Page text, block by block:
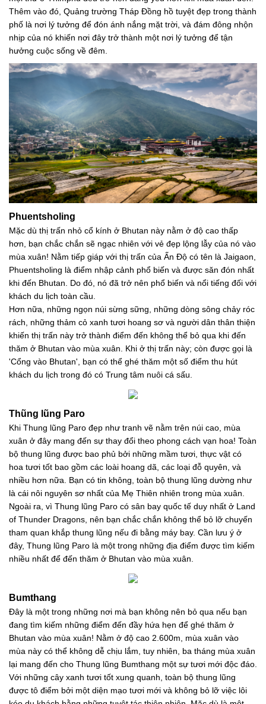
Thêm vào đó, Quảng trường Tháp Đồng hồ tuyệt đẹp trong thành
phố là nơi lý tưởng để đón ánh nắng mặt trời, và đám đông nhộn
nhịp của nó khiến nơi đây trở thành một nơi lý tưởng để tận
hưởng cuộc sống về đêm.
Phuentsholing
Mặc dù thị trấn nhỏ cổ kính ở Bhutan này nằm ở độ cao thấp
hơn, bạn chắc chắn sẽ ngạc nhiên với vẻ đẹp lộng lẫy của nó vào
mùa xuân! Nằm tiếp giáp với thị trấn của Ấn Độ có tên là Jaigaon,
Phuentsholing là điểm nhập cảnh phổ biến và được săn đón nhất
khi đến Bhutan. Do đó, nó đã trở nên phổ biến và nổi tiếng đối với
khách du lịch toàn cầu.
Hơn nữa, những ngọn núi sừng sững, những dòng sông chảy róc
rách, những thảm cỏ xanh tươi hoang sơ và người dân thân thiện
khiến thị trấn này trở thành điểm đến không thể bỏ qua khi đến
thăm ở Bhutan vào mùa xuân. Khi ở thị trấn này; còn được gọi là
'Cổng vào Bhutan', bạn có thể ghé thăm một số điểm thu hút
khách du lịch trong đó có Trung tâm nuôi cá sấu.
Thũng lũng Paro
Khi Thung lũng Paro đẹp như tranh vẽ nằm trên núi cao, mùa
xuân ở đây mang đến sự thay đổi theo phong cách vạn hoa! Toàn
bộ thung lũng được bao phủ bởi những mầm tươi, thực vật có
hoa tươi tốt bao gồm các loài hoang dã, các loại đỗ quyên, và
nhiều hơn nữa. Bạn có tin không, toàn bộ thung lũng dường như
là cái nôi nguyên sơ nhất của Mẹ Thiên nhiên trong mùa xuân.
Ngoài ra, vì Thung lũng Paro có sân bay quốc tế duy nhất ở Land
of Thunder Dragons, nên bạn chắc chắn không thể bỏ lỡ chuyến
tham quan khắp thung lũng nếu đi bằng máy bay. Cần lưu ý ở
đây, Thung lũng Paro là một trong những địa điểm được tìm kiếm
nhiều nhất để đến thăm ở Bhutan vào mùa xuân.
Bumthang
Đây là một trong những nơi mà bạn không nên bỏ qua nếu bạn
đang tìm kiếm những điểm đến đầy hứa hẹn để ghé thăm ở
Bhutan vào mùa xuân! Nằm ở độ cao 2.600m, mùa xuân vào
mùa này có thể không dễ chịu lắm, tuy nhiên, ba tháng mùa xuân
lại mang đến cho Thung lũng Bumthang một sự tươi mới độc đáo.
Với những cây xanh tươi tốt xung quanh, toàn bộ thung lũng
được tô điểm bởi một diện mạo tươi mới và không bỏ lỡ việc lôi